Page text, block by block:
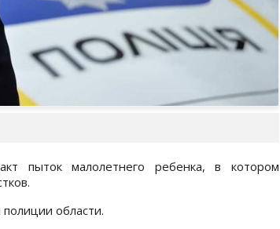
пыток малолетнего ребенка, в котором
области.